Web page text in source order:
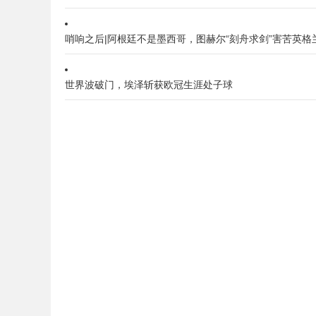
哨响之后|阿根廷不是墨西哥，图赫尔“刻舟求剑”害苦英格
世界波破门，埃泽斩获欧冠生涯处子球